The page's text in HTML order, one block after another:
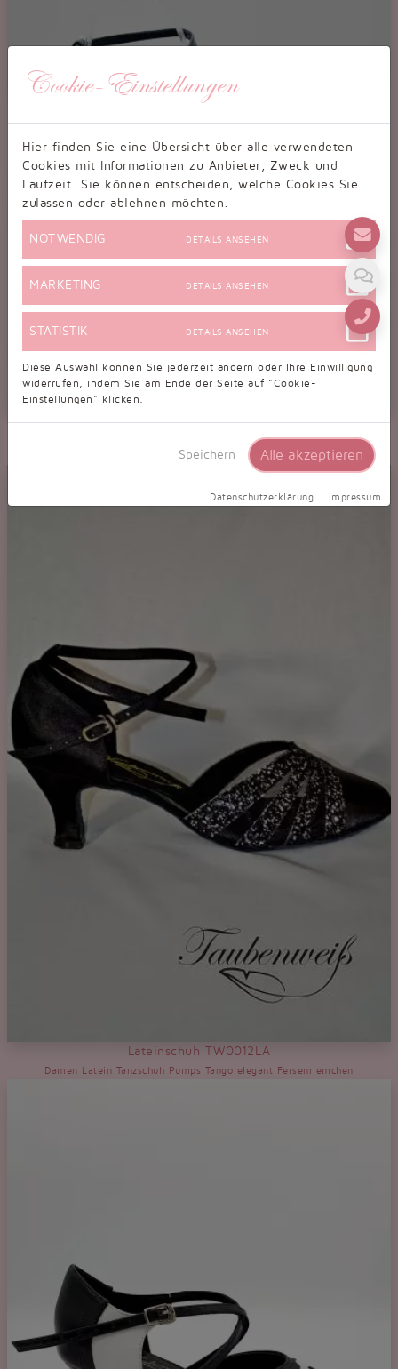
Damen Latein Tanzschuh Pumps Tango Blockabsatz schwarz Leder
Fesselriemchen
Lateinschuh TW0012LA
Damen Latein Tanzschuh Pumps Tango elegant Fersenriemchen
Cookie-Einstellungen
Hier finden Sie eine Übersicht über alle verwendeten
Cookies mit Informationen zu Anbieter, Zweck und
Laufzeit. Sie können entscheiden, welche Cookies Sie
zulassen oder ablehnen möchten.
NOTWENDIG DETAILS ANSEHEN
MARKETING DETAILS ANSEHEN
STATISTIK DETAILS ANSEHEN
Diese Auswahl können Sie jederzeit ändern oder Ihre Einwilligung
widerrufen, indem Sie am Ende der Seite auf "Cookie-
Einstellungen" klicken.
Speichern Alle akzeptieren
Datenschutzerklärung Impressum